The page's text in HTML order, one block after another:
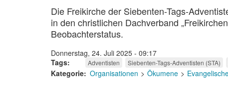
Die Freikirche der Siebenten-Tags-
in den christlichen Dachverband
Beobachterstatus.
Donnerstag, 24. Juli 2025 - 09:17
Tags
Adventisten Siebenten-Tags-Adventisten (STA)
Kategorie Organisationen Ökumene